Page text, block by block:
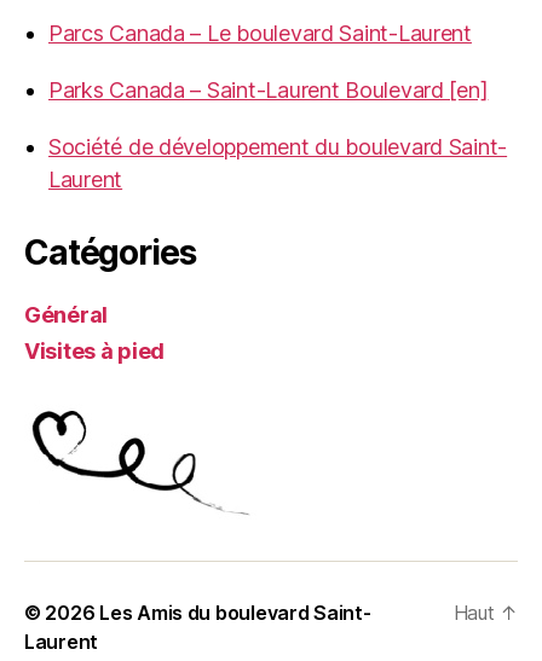
Parcs Canada – Le boulevard Saint-Laurent
Parks Canada – Saint-Laurent Boulevard [en]
Société de développement du boulevard Saint-
Laurent
Catégories
Général
Visites à pied
© 2026 Les Amis du boulevard Saint-
Laurent
Haut ↑